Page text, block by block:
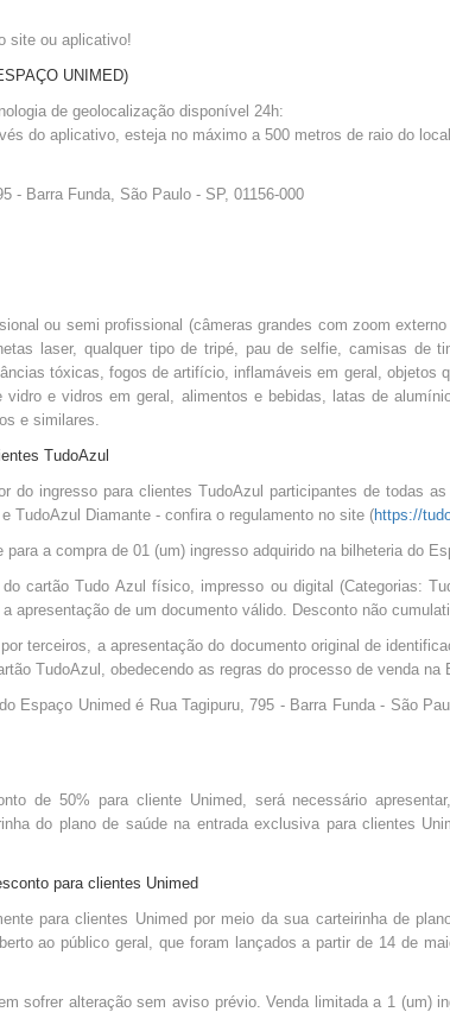
site ou aplicativo!
UNIMED)
de geolocalização disponível 24h:
do aplicativo, esteja no máximo a 500 metros de raio do
- Barra Funda, São Paulo - SP, 01156-000
ou semi profissional (câmeras grandes com zoom
laser, qualquer tipo de tripé, pau de selfie, camisas de
tóxicas, fogos de artifício, inflamáveis em geral, objetos
vidro e vidros em geral, alimentos e bebidas, latas de
e similares.
TudoAzul
do ingresso para clientes TudoAzul participantes de todas
TudoAzul Diamante - confira o regulamento no site (https://
para a compra de 01 (um) ingresso adquirido na bilheteria do
do cartão Tudo Azul físico, impresso ou digital (Categorias:
apresentação de um documento válido. Desconto não
terceiros, a apresentação do documento original de
TudoAzul, obedecendo as regras do processo de venda na
Espaço Unimed é Rua Tagipuru, 795 - Barra Funda - São
de 50% para cliente Unimed, será necessário
do plano de saúde na entrada exclusiva para clientes
para clientes Unimed
para clientes Unimed por meio da sua carteirinha de
ao público geral, que foram lançados a partir de 14 de
sofrer alteração sem aviso prévio. Venda limitada a 1 (um)